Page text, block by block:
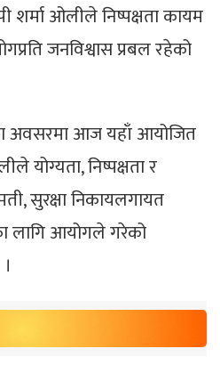
शर्मा ओलीले निष्पक्षता कायम
जनविश्वास प्रबल रहेको
अवसरमा आज यहाँ आयोजित
योग्यता, निष्पक्षता र
सुरक्षा निकायलगायत
लागि आयोगले गरेको